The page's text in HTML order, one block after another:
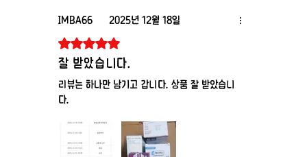
IMBA66 2025년 12월 18일
별점 5점 중 5점을 주었습니다.
잘 받았습니다.
리뷰는 하나만 남기고 갑니다. 상품 잘 받았습니
다.